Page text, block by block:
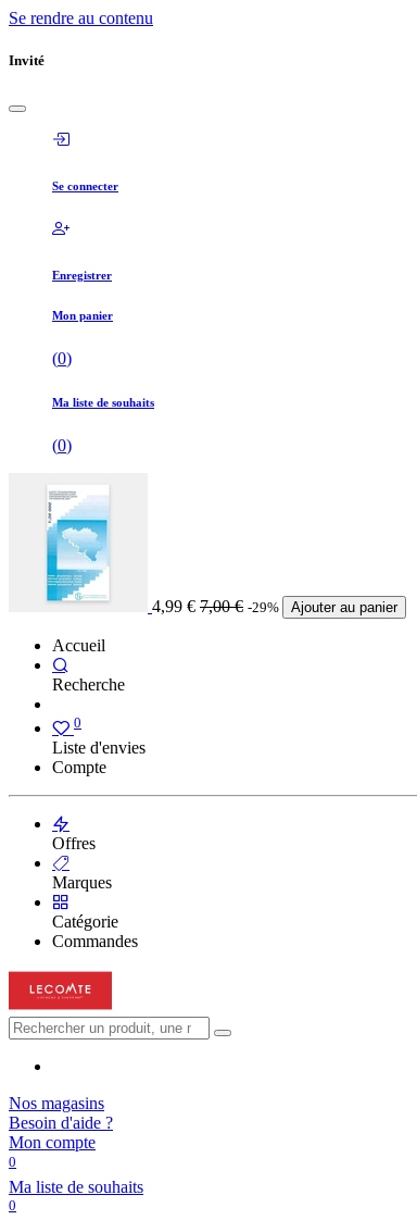
Se rendre au contenu
Invité
Se connecter
Enregistrer
Mon panier
(0)
Ma liste de souhaits
(0)
4,99 € 7,00€ -29% Ajouter au panier
Accueil
Recherche
0
Liste d'envies
Compte
Offres
Marques
Catégorie
Commandes
Nos magasins
Besoin d'aide ?
Mon compte
0
Ma liste de souhaits
0